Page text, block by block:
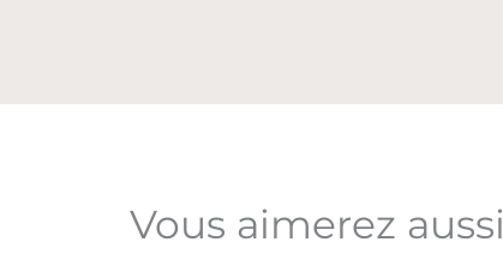
Vous aimerez aussi